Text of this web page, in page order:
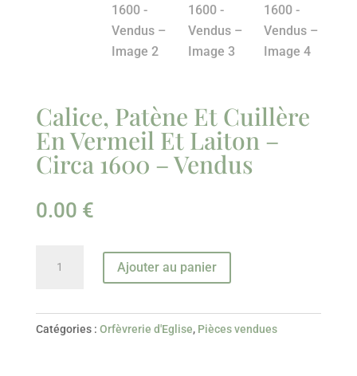
Calice, Patène Et Cuillère
En Vermeil Et Laiton –
Circa 1600 – Vendus
0.00 €
Ajouter au panier
Catégories : Orfèvrerie d'Eglise, Pièces vendues